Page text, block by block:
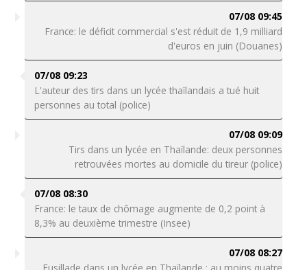
07/08 09:45
France: le déficit commercial s'est réduit de 1,9 milliard
d'euros en juin (Douanes)
07/08 09:23
L'auteur des tirs dans un lycée thaïlandais a tué huit
personnes au total (police)
07/08 09:09
Tirs dans un lycée en Thaïlande: deux personnes
retrouvées mortes au domicile du tireur (police)
07/08 08:30
France: le taux de chômage augmente de 0,2 point à
8,3% au deuxième trimestre (Insee)
07/08 08:27